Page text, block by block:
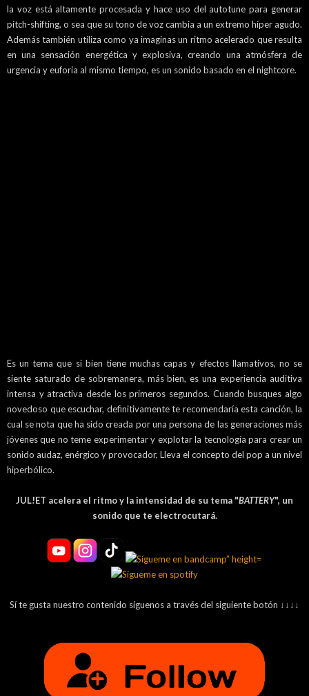
la voz está altamente procesada y hace uso del autotune para generar
pitch-shifting, o sea que su tono de voz cambia a un extremo híper agudo.
Además también utiliza como ya imaginas un ritmo acelerado que resulta
en una sensación energética y explosiva, creando una atmósfera de
urgencia y euforia al mismo tiempo, es un sonido basado en el nightcore.
Es un tema que si bien tiene muchas capas y efectos llamativos, no se
siente saturado de sobremanera, más bien, es una experiencia auditiva
intensa y atractiva desde los primeros segundos. Cuando busques algo
novedoso que escuchar, definitivamente te recomendaría esta canción, la
cual se nota que ha sido creada por una persona de las generaciones más
jóvenes que no teme experimentar y explotar la tecnología para crear un
sonido audaz, enérgico y provocador, Lleva el concepto del pop a un nivel
hiperbólico.
JUL!ET acelera el ritmo y la intensidad de su tema "BATTERY", un
sonido que te electrocutará.
Sí te gusta nuestro contenido síguenos a través del siguiente botón ↓↓↓↓